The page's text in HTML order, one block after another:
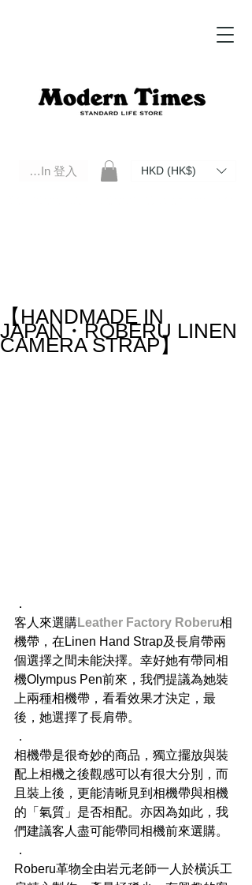
Log In 登入 HKD (HK$)
【HANDMADE IN
JAPAN・ROBERU LINEN
CAMERA STRAP】
．
客人來選購Leather Factory Roberu相
機帶，在Linen Hand Strap及長肩帶兩
個選擇之間未能決擇。幸好她有帶同相
機Olympus Pen前來，我們提議為她裝
上兩種相機帶，看看效果才決定，最
後，她選擇了長肩帶。
．
相機帶是很奇妙的商品，獨立擺放與裝
配上相機之後觀感可以有很大分別，而
且裝上後，更能清晰見到相機帶與相機
的「氣質」是否相配。亦因為如此，我
們建議客人盡可能帶同相機前來選購。
．
Roberu革物全由岩元老師一人於橫浜工